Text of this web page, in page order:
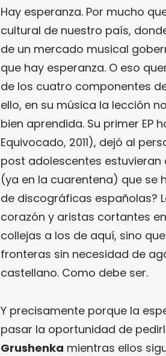
Hay esperanza. Por mucho
cultural de nuestro país,
de un mercado musical
que hay esperanza. O eso
de los cuatro componentes
ello, en su música la lección
bien aprendida. Su primer EP
Equivocado, 2011), dejó al
post adolescentes
(ya en la cuarentena) que se
de discográficas españolas?
corazón y aristas cortantes
collejas a los de aquí, sino
fronteras sin necesidad de
castellano. Como debe ser.
Y precisamente porque la
pasar la oportunidad de
Grushenka mientras ellos